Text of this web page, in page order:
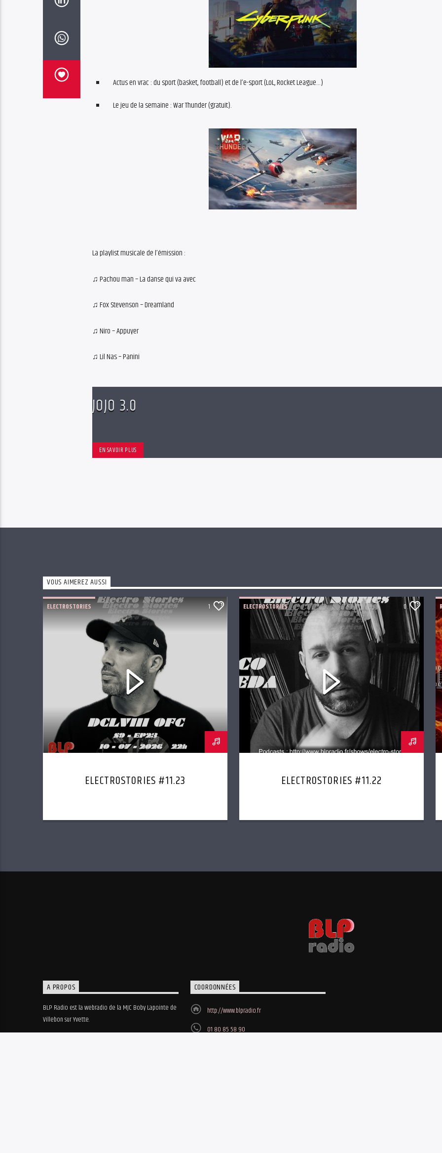
Actus en vrac : du sport (basket, football) et de l’e-sport (LoL, Rocket League…)
Le jeu de la semaine : War Thunder (gratuit).
La playlist musicale de l’émission :
♫ Pachou man – La danse qui va avec
♫ Fox Stevenson – Dreamland
♫ Niro – Appuyer
♫ Lil Nas – Panini
JOJO 3.0
EN SAVOIR PLUS
VOUS AIMEREZ AUSSI
ELECTROSTORIES 1
ELECTROSTORIES #11.23
ELECTROSTORIES 0
ELECTROSTORIES #11.22
A PROPOS
BLP Radio est la webradio de la MJC Boby Lapointe de
Villebon sur Yvette.
COORDONNÉES
http://www.blpradio.fr
01 80 85 58 90